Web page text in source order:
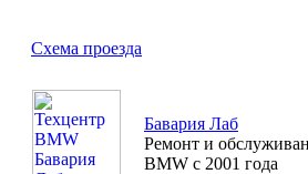
Схема проезда
Бавария Лаб
Ремонт и
BMW с 2001 года